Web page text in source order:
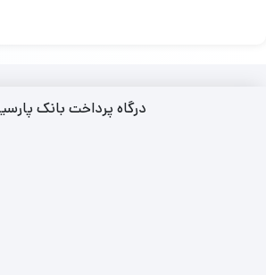
درگاه پرداخت بانک